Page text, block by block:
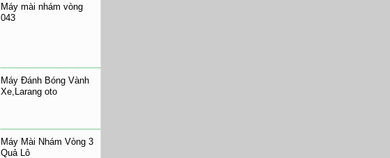
Máy mài nhám vòng
043
Máy Đánh Bóng Vành
Xe,Larang oto
Máy Mài Nhám Vòng 3
Quả Lô